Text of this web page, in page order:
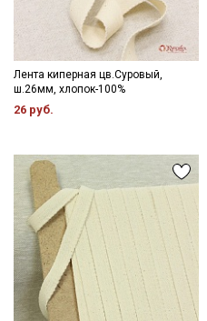
Лента киперная цв.Суровый,
ш.26мм, хлопок-100%
26 руб.